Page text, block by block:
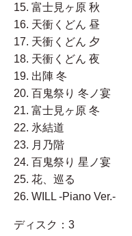
15. 富士見ヶ原 秋
16. 天衝くどん 昼
17. 天衝くどん 夕
18. 天衝くどん 夜
19. 出陣 冬
20. 百鬼祭り 冬ノ宴
21. 富士見ヶ原 冬
22. 氷結道
23. 月乃階
24. 百鬼祭り 星ノ宴
25. 花、巡る
26. WILL -Piano Ver.-
ディスク：3